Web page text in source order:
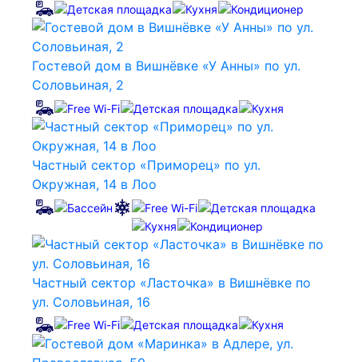
Гостевой дом в Вишнёвке «У Анны» по ул.
Соловьиная, 2
Частный сектор «Приморец» по ул.
Окружная, 14 в Лоо
Частный сектор «Ласточка» в Вишнёвке по
ул. Соловьиная, 16